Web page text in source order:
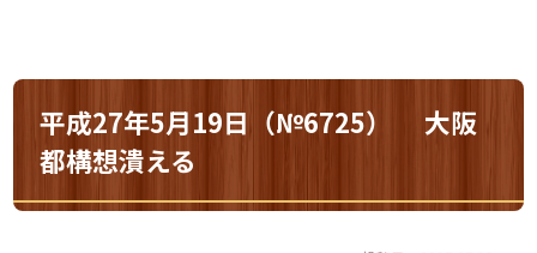
平成27年5月19日（№6725） 大阪
都構想潰える